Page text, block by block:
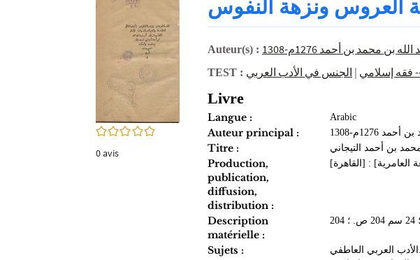
0/5
0avis
العروس ونزهة النفوس
Auteur(s) : بن محمد بن أحمد 1276م-1308
TEST : فقه إسلامي | الجنس في الأدب العربي
Livre
Langue : Arabic
Auteur principal : 1276م-1308
Titre : بن أحمد التيجاني
Production,
publication,
diffusion,
distribution :
Description
matérielle :
؛
Sujets :
الأدب العربي العاطفي.